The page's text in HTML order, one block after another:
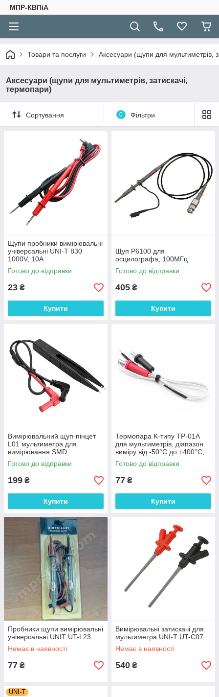
МПР-КВПіА
Товари та послуги Аксесуари (щупи для мультиметрів,
Аксесуари (щупи для мультиметрів, затискачі,
термопари)
Сортування 0 Фільтри
Щупи пробники вимірювальні
універсальні UNI-T 830
1000V, 10A
Готово до відправки
23 ₴
Купити
Щуп P6100 для
осцилографа, 100МГц
Готово до відправки
405 ₴
Купити
Вимірювальний щуп-пінцет
L01 мультиметра для
вимірювання SMD
компонентів
Готово до відправки
199 ₴
Купити
Термопара K-типу TP-01A
для мультиметрів, діапазон
виміру від -50°С до +400°С,
довжина 100см
Готово до відправки
77 ₴
Купити
Пробники щупи вимірювальні
універсальні UNIT UT-L23
Немає в наявності
77 ₴
Вимірювальні затискачі для
мультиметра UNI-T UT-C07
Немає в наявності
540 ₴
UNI-T